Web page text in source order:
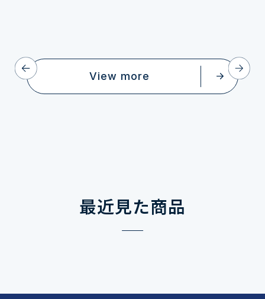
View more
最近見た商品